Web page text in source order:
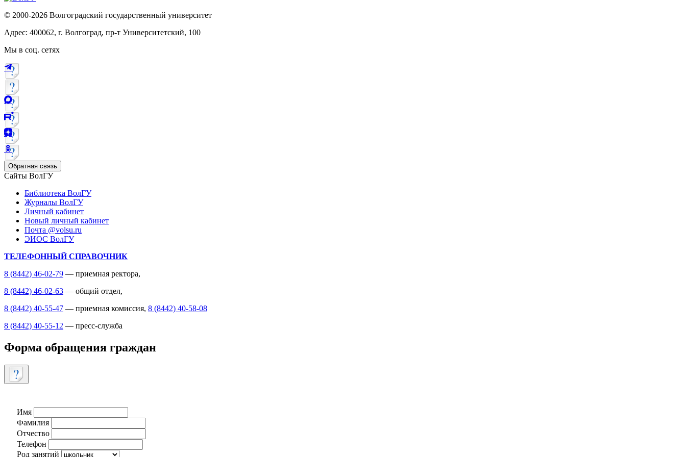
© 2000-2026 Волгоградский государственный университет
Адрес: 400062, г. Волгоград, пр-т Университетский, 100
Мы в соц. сетях
Обратная связь
Сайты ВолГУ
Библиотека ВолГУ
Журналы ВолГУ
Личный кабинет
Новый личный кабинет
Почта @volsu.ru
ЭИОС ВолГУ
ТЕЛЕФОННЫЙ СПРАВОЧНИК
8 (8442) 46-02-79 — приемная ректора,
8 (8442) 46-02-63 — общий отдел,
8 (8442) 40-55-47 — приемная комиссия, 8 (8442) 40-58-08
8 (8442) 40-55-12 — пресс-служба
Форма обращения граждан
Имя
Фамилия
Отчество
Телефон
Род занятий